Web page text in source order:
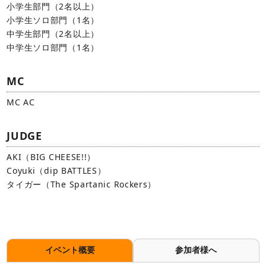
小学生部門（2名以上）
小学生ソロ部門（1名）
中学生部門（2名以上）
中学生ソロ部門（1名）
MC
MC AC
JUDGE
AKI（BIG CHEESE!!）
Coyuki（dip BATTLES）
タイガー（The Spartanic Rockers）
イベント概要 参加者様へ